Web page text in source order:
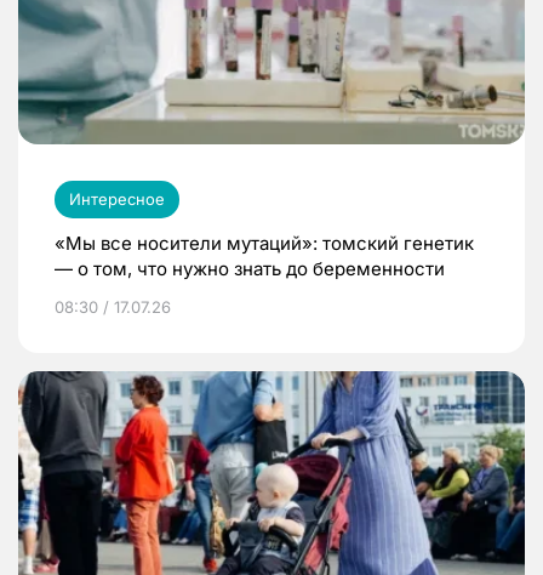
Интересное
«Мы все носители мутаций»: томский генетик
— о том, что нужно знать до беременности
08:30 / 17.07.26